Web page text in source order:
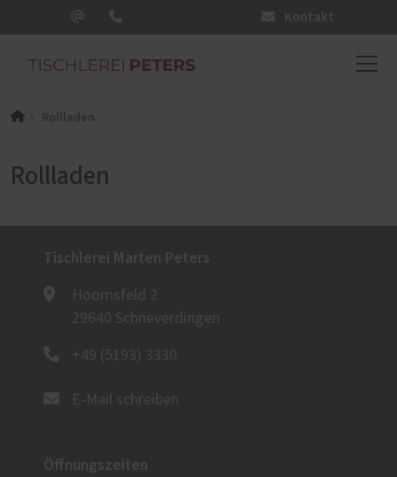
Kontakt
Rollladen
Rollladen
Tischlerei Marten Peters
Hoornsfeld 2
29640 Schneverdingen
+49 (5193) 3330
E-Mail schreiben
Öffnungszeiten